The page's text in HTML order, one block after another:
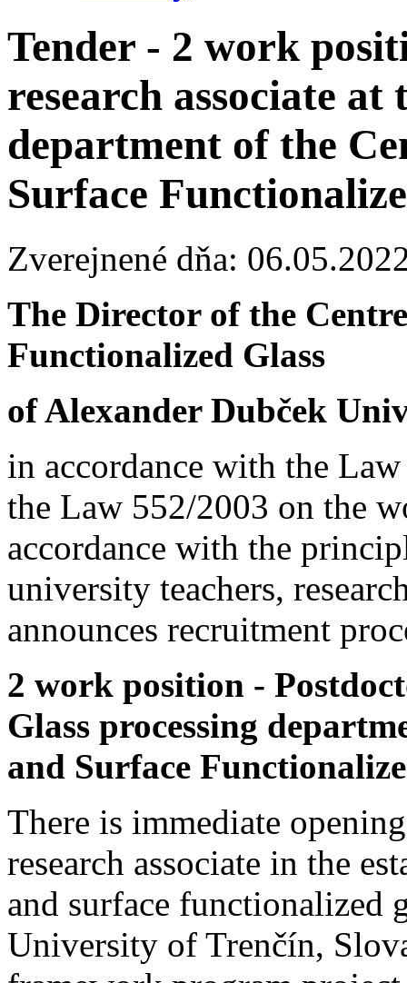
Tender - 2 work
research associate at
department of the
Surface
Zverejnené dňa:
The Director of the
Functionalized Glass
of Alexander Dubček
in accordance with the
the Law 552/2003 on the
accordance with the
university teachers,
announces recruitment
2 work position -
Glass processing
and Surface
There is immediate
research associate in the
and surface functionalized
University of Trenčín,